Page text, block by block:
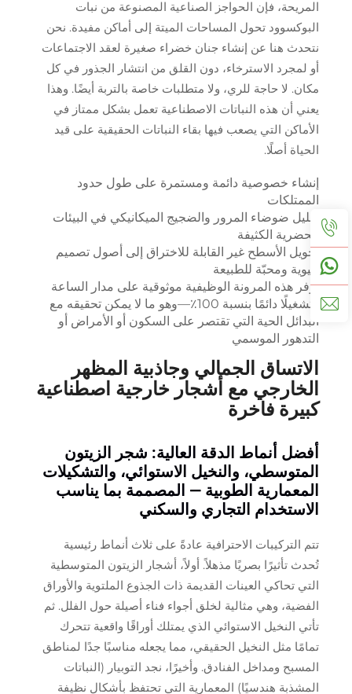
المريحة، فإن الحواجز الصناعية المصنوعة من نبات
البوكسوود تحول المساحات الميتة إلى أماكن مفيدة. نحن
نتحدث هنا عن إنشاء جنان خضراء صغيرة لعقد الاجتماعات
أو لمجرد الاسترخاء، دون القلق من انتشار الجذور في كل
مكان. لا حاجة للري، ولا متطلبات خاصة بالتربة أيضًا. وهذا
يعني أن هذه النباتات الاصطناعية تعمل بشكل ممتاز في
الأماكن التي يصعب فيها بقاء النباتات الحقيقية على قيد
الحياة أصلًا.
إنشاء خصوصية دائمة ومستمرة على طول حدود
الممتلكات
تقليل ضوضاء المرور والضجيج الميكانيكي في البيئات
الحضرية الكثيفة
تحويل الأسطح غير القابلة للاختراق إلى أصول تصميم
حيوية ومحبّة للطبيعة
توفر هذه المرونة الوظيفية موثوقية على مدار الساعة
وتشغيلًا دائمًا بنسبة 100٪—وهو ما لا يمكن تحقيقه مع
البدائل الحية التي تقتصر على السكون أو الأمراض أو
التدهور الموسمي
الاتساق الجمالي وجاذبية المظهر
الخارجي مع أشجار خارجية اصطناعية
كبيرة فاخرة
أفضل أنماط الدقة العالية: شجر الزيتون
المتوسطي، والنخيل الاستوائي، والتشكيلات
المعمارية الطوبية — المصممة بما يناسب
الاستخدام التجاري والسكني
تتم التركيبات الاحترافية عادةً على ثلاث أنماط رئيسية
تُحدث تأثيرًا بصريًا مذهلاً. أولاً، أشجار الزيتون المتوسطية
التي تحاكي العينات القديمة ذات الجذوع الملتوية والأوراق
الفضية، وهي مثالية لخلق أجواء فناء أصيلة حول الفلل. ثم
تأتي النخيل الاستوائي الذي يمتلك أوراقًا واقعية تتحرك
تمامًا مثل النخيل الحقيقي، مما يجعله مناسبًا جدًا لمناطق
المسبح ومداخل الفنادق. وأخيرًا، نجد التوبيار (النباتات
المشذبة هندسيًا) المعمارية التي تحتفظ بأشكال نظيفة